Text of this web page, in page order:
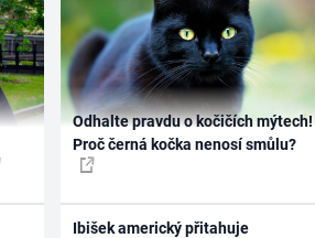
Odhalte pravdu o kočičích mýtech!
Proč černá kočka nenosí smůlu?
Ibišek americký přitahuje